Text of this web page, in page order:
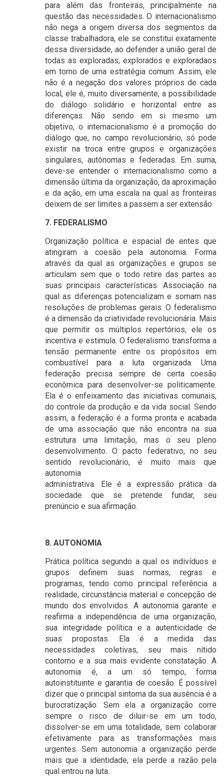
para além das fronteiras, principalmente na
questão das necessidades. O internacionalismo
não nega a origem diversa dos segmentos da
classe trabalhadora, ele se constitui exatamente
dessa diversidade, ao defender a união geral de
todas as exploradas, explorados e exploradaos
em torno de uma estratégia comum. Assim, ele
não é a negação dos valores próprios de cada
local, ele é, muito diversamente, a possibilidade
do diálogo solidário e horizontal entre as
diferenças. Não sendo em si mesmo um
objetivo, o internacionalismo é a promoção do
diálogo que, no campo revolucionário, só pode
existir na troca entre grupos e organizações
singulares, autônomas e federadas. Em suma,
deve-se entender o internacionalismo como a
dimensão última da organização, da aproximação
e da ação, em uma escala na qual as fronteiras
deixem de ser limites a passem a ser extensão.
7. FEDERALISMO
Organização política e espacial de entes que
atingiram a coesão pela autonomia. Forma
através da qual as organizações e grupos se
articulam sem que o todo retire das partes as
suas principais características. Associação na
qual as diferenças potencializam e somam nas
resoluções de problemas gerais. O federalismo
é a dimensão da criatividade revolucionária. Mais
que permitir os múltiplos repertórios, ele os
incentiva e estimula. O federalismo transforma a
tensão permanente entre os propósitos em
combustível para a luta organizada. Uma
federação precisa sempre de certa coesão
econômica para desenvolver-se politicamente.
Ela é o enfeixamento das iniciativas comunais,
do controle da produção e da vida social. Sendo
assim, a federação é a forma pronta e acabada
de uma associação que não encontra na sua
estrutura uma limitação, mas o seu pleno
desenvolvimento. O pacto federativo, no seu
sentido revolucionário, é muito mais que
autonomia
administrativa. Ele é a expressão prática da
sociedade que se pretende fundar, seu
prenúncio e sua afirmação.
8. AUTONOMIA
Prática política segundo a qual os indivíduos e
grupos definem suas normas, regras e
programas, tendo como principal referência a
realidade, circunstância material e concepção de
mundo dos envolvidos. A autonomia garante e
reafirma a independência de uma organização,
sua integridade política e a autenticidade de
suas propostas. Ela é a medida das
necessidades coletivas, seu mais nítido
contorno e a sua mais evidente constatação. A
autonomia é, a um só tempo, forma
autoinstituinte e garantia de coesão. É possível
dizer que o principal sintoma da sua ausência é a
burocratização. Sem ela a organização corre
sempre o risco de diluir-se em um todo,
dissolver-se em uma totalidade, sem colaborar
efetivamente para as transformações mais
urgentes. Sem autonomia a organização perde
mais que a identidade, ela perde a razão pela
qual entrou na luta.